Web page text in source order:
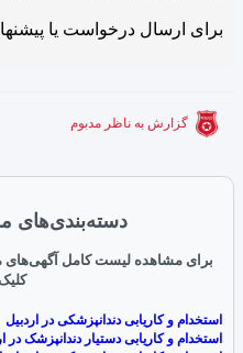
برای ارسال درخواست یا
گزارش به ناظر مدبوم
دسته‌بندی‌های
برای مشاهده لیست کامل آگهی‌های
استخدام و کاریابی دندانپزشکی در اردبیل
استخدام و کاریابی دستیار دندانپزشک در